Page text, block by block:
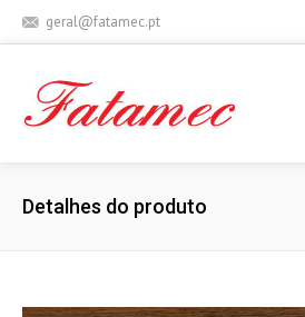
geral@fatamec.pt
Detalhes do produto